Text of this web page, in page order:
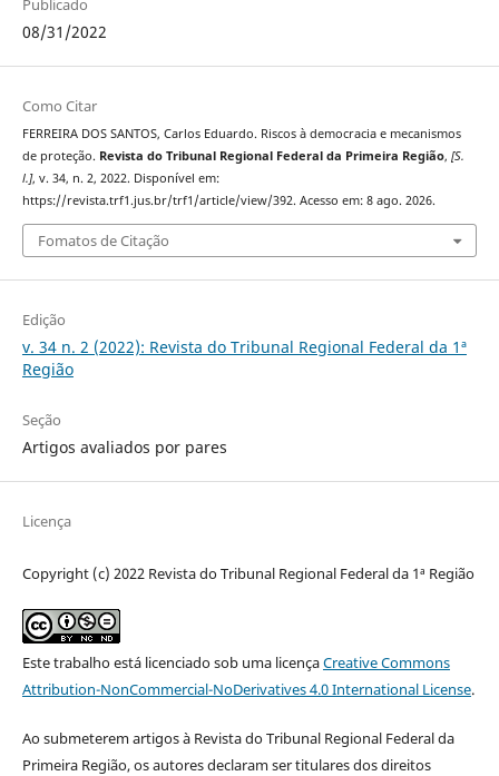
Publicado
08/31/2022
Como Citar
FERREIRA DOS SANTOS, Carlos Eduardo. Riscos à democracia e mecanismos
de proteção. Revista do Tribunal Regional Federal da Primeira Região, [S.
l.], v. 34, n. 2, 2022. Disponível em:
https://revista.trf1.jus.br/trf1/article/view/392. Acesso em: 8 ago. 2026.
Fomatos de Citação
Edição
v. 34 n. 2 (2022): Revista do Tribunal Regional Federal da 1ª
Região
Seção
Artigos avaliados por pares
Licença
Copyright (c) 2022 Revista do Tribunal Regional Federal da 1ª Região
Este trabalho está licenciado sob uma licençaCreative Commons
Attribution-NonCommercial-NoDerivatives 4.0 International License.
Ao submeterem artigos à Revista do Tribunal Regional Federal da
Primeira Região, os autores declaram ser titulares dos direitos